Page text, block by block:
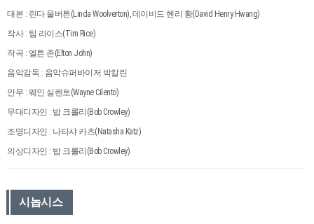
대본 : 린다 울버튼(Linda Woolverton), 데이비드 헨리 황(David Henry Hwang)
작사 : 팀 라이스(Tim Rice)
작곡 : 엘튼 존(Elton John)
음악감독 : 음악슈퍼바이저 박칼린
안무 : 웨인 실렌토(Wayne Cilento)
무대디자인 : 밥 크롤리(Bob Crowley)
조명디자인 : 나타샤 카츠(Natasha Katz)
의상디자인 : 밥 크롤리(Bob Crowley)
시놉시스